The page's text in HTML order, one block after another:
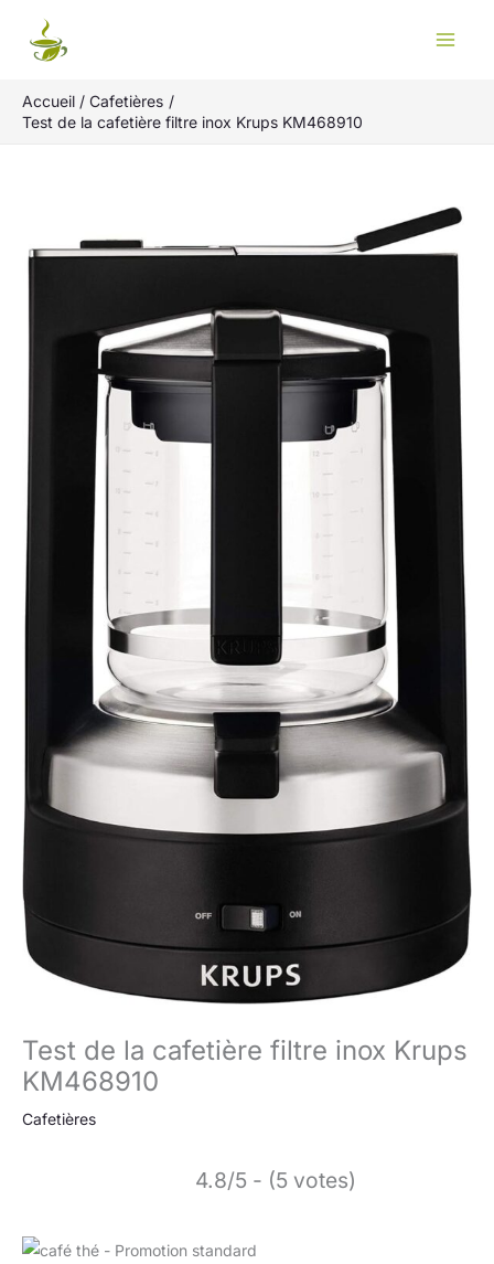
Accueil
Cafetières
Test de la cafetière filtre inox Krups KM468910
Test de la cafetière filtre inox Krups
KM468910
Cafetières
4.8/5 - (5 votes)